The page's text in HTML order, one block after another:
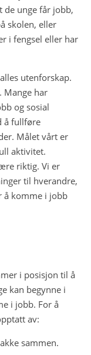
de unge får jobb,
skolen, eller
i fengsel eller har
utenforskap.
Mange har
og sosial
å fullføre
Målet vårt er
aktivitet.
riktig. Vi er
til hverandre,
å komme i jobb
i posisjon til å
kan begynne i
i jobb. For å
av:
sammen.